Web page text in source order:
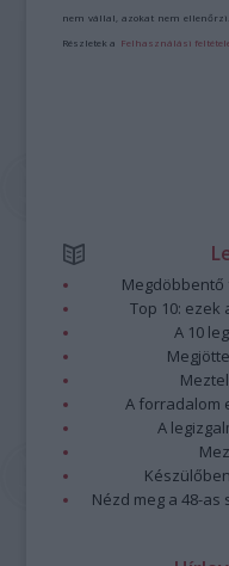
nem vállal, azokat nem
Részletek a Felhasználási
Top 10: ezek
A 10
A forradalom
A
Nézd meg a 48-